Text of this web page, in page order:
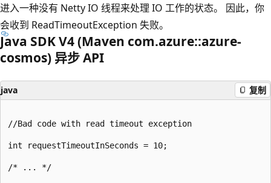
进入一种没有 Netty IO 线程来处理 IO 工作的状态。 因此，你
会收到 ReadTimeoutException 失败。
Java SDK V4 (Maven com.azure::azure-
cosmos) 异步 API
java 复制
//Bad code with read timeout exception
int requestTimeoutInSeconds = 10;
/* ... */